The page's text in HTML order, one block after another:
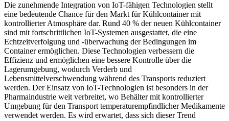
Die zunehmende Integration von IoT-fähigen Technologien stellt
eine bedeutende Chance für den Markt für Kühlcontainer mit
kontrollierter Atmosphäre dar. Rund 40 % der neuen Kühlcontainer
sind mit fortschrittlichen IoT-Systemen ausgestattet, die eine
Echtzeitverfolgung und -überwachung der Bedingungen im
Container ermöglichen. Diese Technologien verbessern die
Effizienz und ermöglichen eine bessere Kontrolle über die
Lagerumgebung, wodurch Verderb und
Lebensmittelverschwendung während des Transports reduziert
werden. Der Einsatz von IoT-Technologien ist besonders in der
Pharmaindustrie weit verbreitet, wo Behälter mit kontrollierter
Umgebung für den Transport temperaturempfindlicher Medikamente
verwendet werden. Es wird erwartet, dass sich dieser Trend